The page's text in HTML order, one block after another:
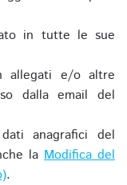
in tutte le sue
allegati e/o altre
dalla email del
anagrafici del
laModifica del
.